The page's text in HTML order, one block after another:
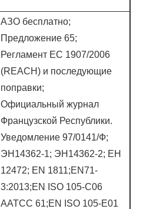
АЗО бесплатно;
Предложение 65;
Регламент ЕС 1907/2006
(REACH) и последующие
поправки;
Официальный журнал
Французской Республики.
Уведомление 97/0141/Ф;
ЭН14362-1; ЭН14362-2; ЕН
12472; EN 1811;EN71-
3:2013;EN ISO 105-C06
AATCC 61;EN ISO 105-E01